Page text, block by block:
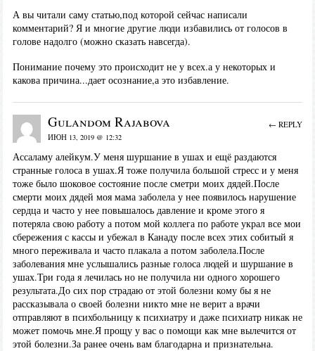
А вы читали саму статью,под которой сейчас написали
комментарий? Я и многие другие люди избавились от голосов в
голове надолго (можно сказать навсегда).
Понимание почему это происходит не у всех.а у некоторых и
какова причина...дает осознание,а это избавление.
Gulandom Rajabova
ИЮН 13, 2019 @ 12:32
Ассаламу алейкум.У меня шуршание в ушах и ещё раздаются
странные голоса в ушах.Я тоже получила большой стресс и у меня
тоже было шоковое состояние после сметри моих дядей.После
смерти моих дядей моя мама заболела у нее появилось нарушение
сердца и часто у нее повышалось давление и кроме этого я
потеряла свою работу а потом мой коллега по работе украл все мои
сбережения с кассы и убежал в Канаду после всех этих собитый я
много переживала и часто плакала а потом заболела.После
заболевания мне услышались разные голоса людей и шуршание в
ушах.Три года я лечилась но не получила ни одного хорошего
результата.До сих пор страдаю от этой болезни кому бы я не
рассказывала о своей болезни никто мне не верит а врачи
отправляют в психбольницу к психиатру и даже психиатр никак не
может помочь мне.Я прощу у вас о помощи как мне вылечится от
этой болезни.За ранее очень вам благодарна и признательна.
← REPLY